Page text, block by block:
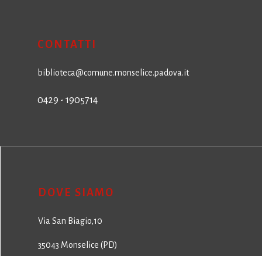
CONTATTI
biblioteca@comune.monselice.padova.it
0429 - 1905714
DOVE SIAMO
Via San Biagio,10
35043 Monselice (PD)